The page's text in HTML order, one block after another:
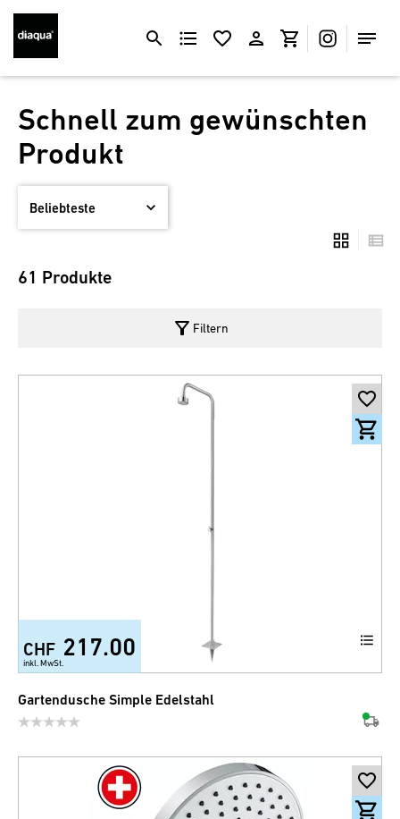
Schnell zum gewünschten
Produkt
61 Produkte
filter_alt Filtern
CHF 217.00
inkl. MwSt.
Gartendusche Simple Edelstahl